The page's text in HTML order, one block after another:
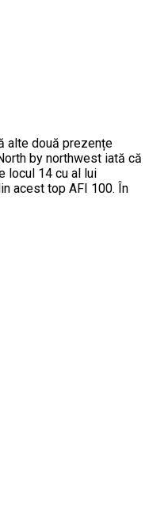
alte două prezențe
by northwest iată că
locul 14 cu al lui
acest top AFI 100. În